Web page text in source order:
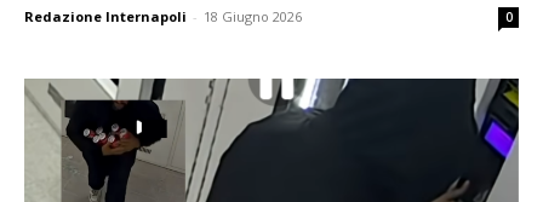
Redazione Internapoli - 18 Giugno 2026 0